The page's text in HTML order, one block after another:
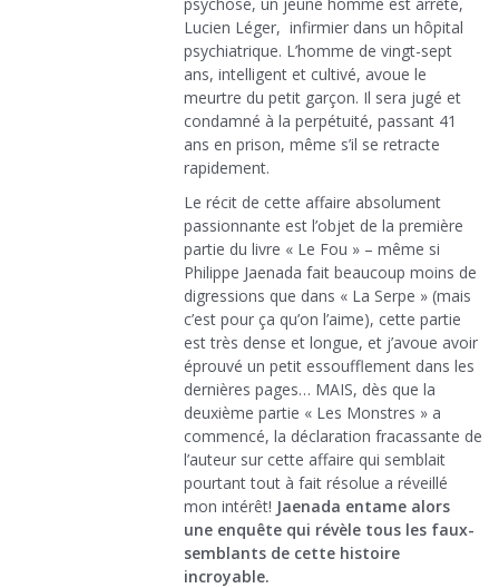
Lucien Léger, infirmier dans un hôpital
psychiatrique. L’homme de vingt-sept
ans, intelligent et cultivé, avoue le
meurtre du petit garçon. Il sera jugé et
condamné à la perpétuité, passant 41
ans en prison, même s’il se retracte
rapidement.
Le récit de cette affaire absolument
passionnante est l’objet de la première
partie du livre « Le Fou » – même si
Philippe Jaenada fait beaucoup moins de
digressions que dans « La Serpe » (mais
c’est pour ça qu’on l’aime), cette partie
est très dense et longue, et j’avoue avoir
éprouvé un petit essoufflement dans les
dernières pages… MAIS, dès que la
deuxième partie « Les Monstres » a
commencé, la déclaration fracassante de
l’auteur sur cette affaire qui semblait
pourtant tout à fait résolue a réveillé
mon intérêt! Jaenada entame alors
une enquête qui révèle tous les faux-
semblants de cette histoire
incroyable.